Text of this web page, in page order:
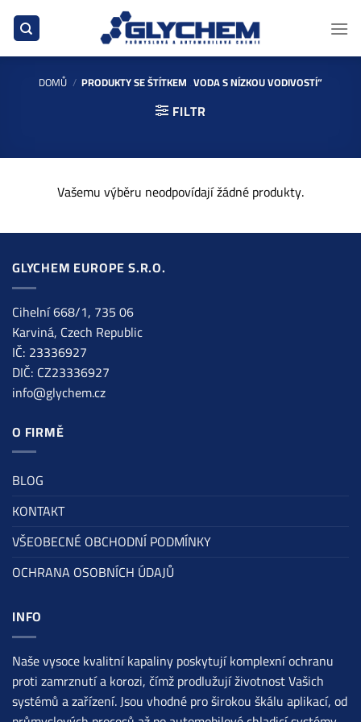
Přeskočit
obsah
DOMŮ / PRODUKTY SE ŠTÍTKEM „VODA S NÍZKOU VODIVOSTÍ“
FILTR
Vašemu výběru neodpovídají žádné produkty.
GLYCHEM EUROPE S.R.O.
Cihelní 668/1, 735 06
Karviná, Czech Republic
IČ: 23336927
DIČ: CZ23336927
info@glychem.cz
O FIRMĚ
BLOG
KONTAKT
VŠEOBECNÉ OBCHODNÍ PODMÍNKY
OCHRANA OSOBNÍCH ÚDAJŮ
INFO
Naše vysoce kvalitní kapaliny poskytují komplexní ochranu
proti zamrznutí a korozi, čímž prodlužují životnost Vašich
systémů a zařízení. Jsou vhodné pro širokou škálu aplikací, od